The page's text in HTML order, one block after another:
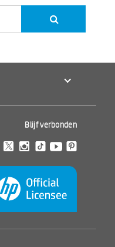
Blijf verbonden